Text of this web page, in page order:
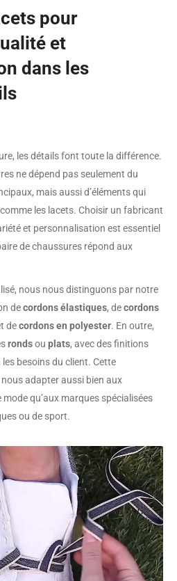
pour
et
dans les
les détails font toute la différence.
ne dépend pas seulement du
mais aussi d’éléments qui
les lacets. Choisir un fabricant
et personnalisation est essentiel
de chaussures répond aux
nous nous distinguons par notre
decordons élastiques, decordons
decordons en polyester. En outre,
rondsou plats, avec des finitions
les besoins du client. Cette
adapter aussi bien aux
qu’aux marques spécialisées
ou de sport.